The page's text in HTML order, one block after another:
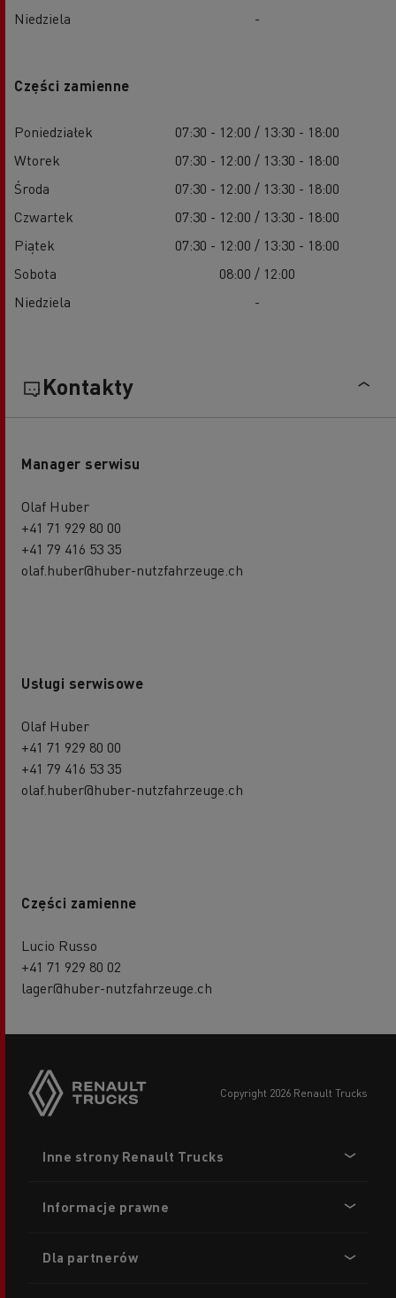
Niedziela
-
Części zamienne
Poniedziałek
07:30 - 12:00 / 13:30 - 18:00
Wtorek
07:30 - 12:00 / 13:30 - 18:00
Środa
07:30 - 12:00 / 13:30 - 18:00
Czwartek
07:30 - 12:00 / 13:30 - 18:00
Piątek
07:30 - 12:00 / 13:30 - 18:00
Sobota
08:00 / 12:00
Niedziela
-
Kontakty
Manager serwisu
Olaf Huber
+41 71 929 80 00
+41 79 416 53 35
olaf.huber@huber-nutzfahrzeuge.ch
Usługi serwisowe
Olaf Huber
+41 71 929 80 00
+41 79 416 53 35
olaf.huber@huber-nutzfahrzeuge.ch
Części zamienne
Lucio Russo
+41 71 929 80 02
lager@huber-nutzfahrzeuge.ch
copyright 2026 Renault Trucks
menu
Inne strony Renault Trucks
Informacje prawne
Dla partnerów